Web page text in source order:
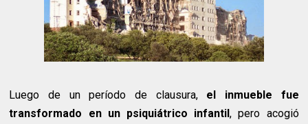
Luego de un período de clausura,el inmueble fue
transformado en un psiquiátrico infantil, pero acogió